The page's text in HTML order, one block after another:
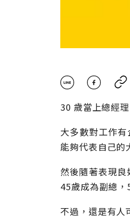
30 歲當上總經
大多數對工作
能夠代表自己的
然後隨著表現
45歲成為副總，
不過，還是有人